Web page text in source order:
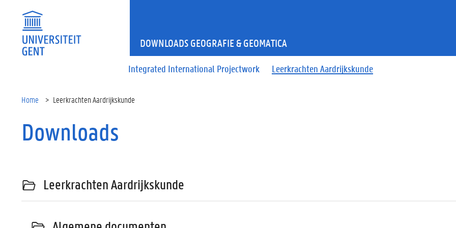
Integrated International Projectwork Leerkrachten Aardrijkskunde
DOWNLOADS GEOGRAFIE & GEOMATICA
Home Leerkrachten Aardrijkskunde
Downloads
Leerkrachten Aardrijkskunde